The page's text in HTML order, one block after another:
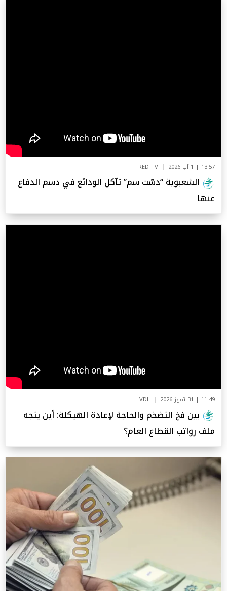
13:57 | 1 آب 2026 RED TV
الشعبوية “دسّت سم” تآكل الودائع في دسم الدفاع
عنها
11:49 | 31 تموز 2026 VDL
بين فخ التضخم والحاجة لإعادة الهيكلة: أين يتجه
ملف رواتب القطاع العام؟